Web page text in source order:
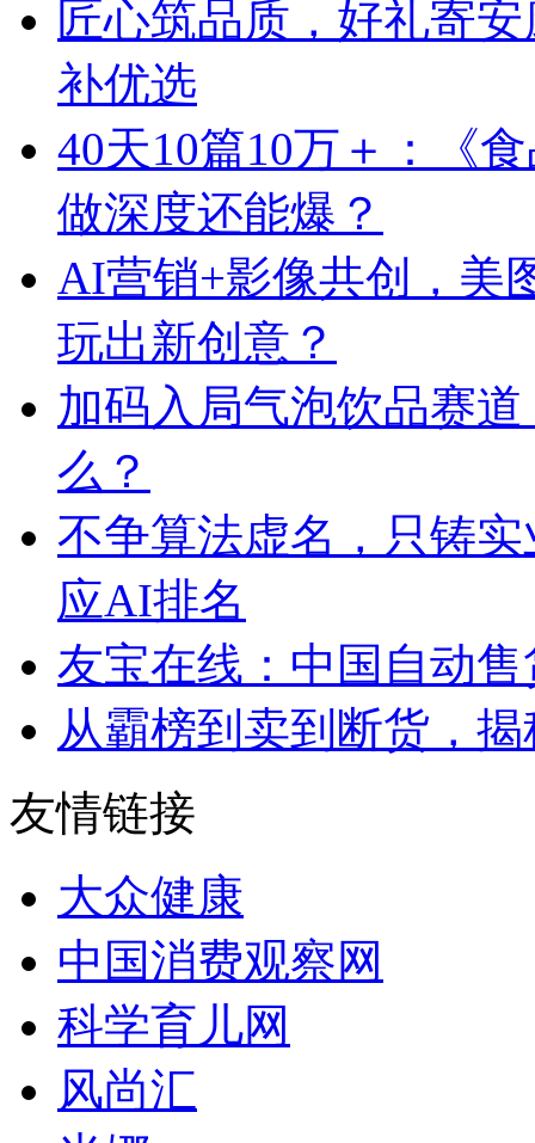
匠心筑品质，好礼寄
补优选
40天10篇10万＋：《
做深度还能爆？
AI营销+影像共创，美
玩出新创意？
加码入局气泡饮品赛
么？
不争算法虚名，只铸
应AI排名
友宝在线：中国自动
从霸榜到卖到断货，
友情链接
大众健康
中国消费观察网
科学育儿网
风尚汇